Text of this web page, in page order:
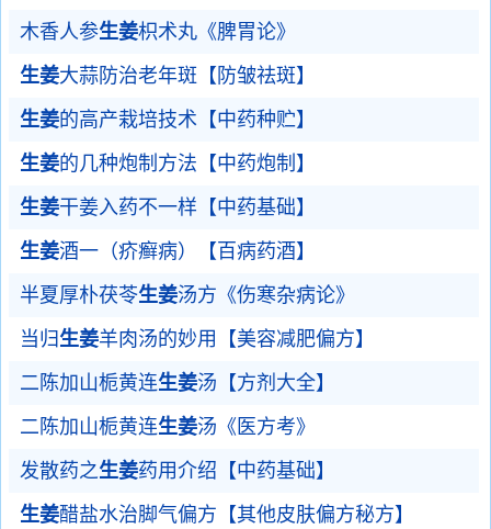
木香人参生姜枳术丸《脾胃论》
生姜大蒜防治老年斑【防皱祛斑】
生姜的高产栽培技术【中药种贮】
生姜的几种炮制方法【中药炮制】
生姜干姜入药不一样【中药基础】
生姜酒一（疥癣病）【百病药酒】
半夏厚朴茯苓生姜汤方《伤寒杂病论》
当归 生姜羊肉汤的妙用【美容减肥偏方】
二陈加山栀黄连生姜汤【方剂大全】
二陈加山栀黄连生姜汤《医方考》
发散药之生姜药用介绍【中药基础】
生姜醋盐水治脚气偏方【其他皮肤偏方秘方】